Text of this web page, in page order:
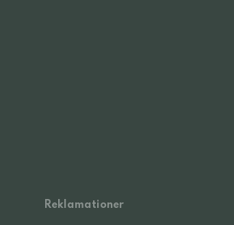
Reklamationer